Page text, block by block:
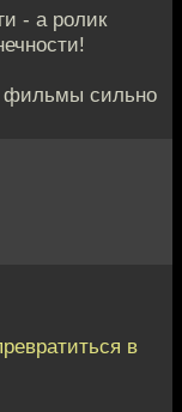
- а ролик
фильмы сильно
в